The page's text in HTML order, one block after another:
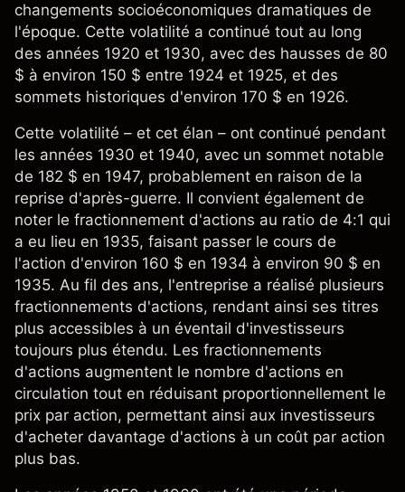
changements socioéconomiques dramatiques de
l'époque. Cette volatilité a continué tout au long
des années 1920 et 1930, avec des hausses de 80
$ à environ 150 $ entre 1924 et 1925, et des
sommets historiques d'environ 170 $ en 1926.
Cette volatilité – et cet élan – ont continué pendant
les années 1930 et 1940, avec un sommet notable
de 182 $ en 1947, probablement en raison de la
reprise d'après-guerre. Il convient également de
noter le fractionnement d'actions au ratio de 4:1 qui
a eu lieu en 1935, faisant passer le cours de
l'action d'environ 160 $ en 1934 à environ 90 $ en
1935. Au fil des ans, l'entreprise a réalisé plusieurs
fractionnements d'actions, rendant ainsi ses titres
plus accessibles à un éventail d'investisseurs
toujours plus étendu. Les fractionnements
d'actions augmentent le nombre d'actions en
circulation tout en réduisant proportionnellement le
prix par action, permettant ainsi aux investisseurs
d'acheter davantage d'actions à un coût par action
plus bas.